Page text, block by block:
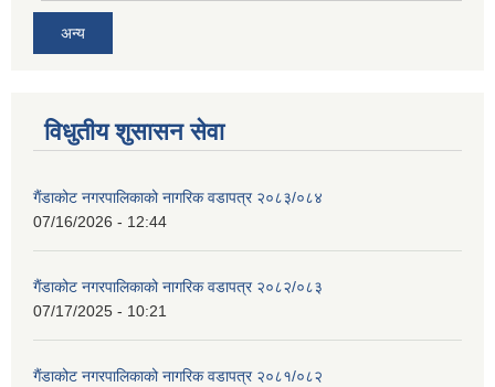
अन्य
विधुतीय शुसासन सेवा
गैंडाकोट नगरपालिकाको नागरिक वडापत्र २०८३/०८४
07/16/2026 - 12:44
गैंडाकोट नगरपालिकाको नागरिक वडापत्र २०८२/०८३
07/17/2025 - 10:21
गैंडाकोट नगरपालिकाको नागरिक वडापत्र २०८१/०८२